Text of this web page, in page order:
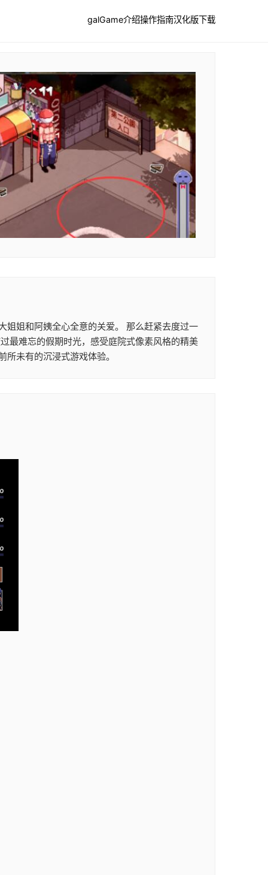
galGame介绍操作指南汉化版下载
姐姐和阿姨全心全意的关爱。 那么赶紧去度过一
最难忘的假期时光，感受庭院式像素风格的精美
未有的沉浸式游戏体验。